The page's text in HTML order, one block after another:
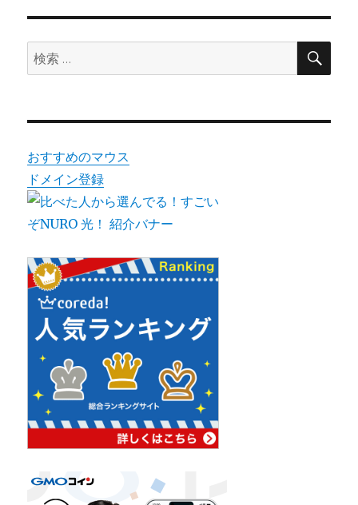
ン
検
索:
検
おすすめのマウス
ドメイン登録